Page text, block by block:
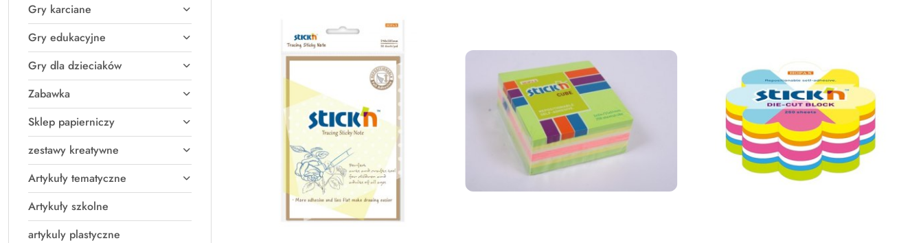
Gry karciane
Gry edukacyjne
Gry dla dzieciaków
Zabawka
Sklep papierniczy
zestawy kreatywne
Artykuły tematyczne
Artykuły szkolne
artykuly plastyczne